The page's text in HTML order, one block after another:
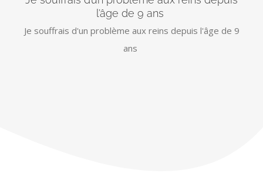
l’âge de 9 ans
Je souffrais d'un problème aux reins depuis l'âge de 9
ans